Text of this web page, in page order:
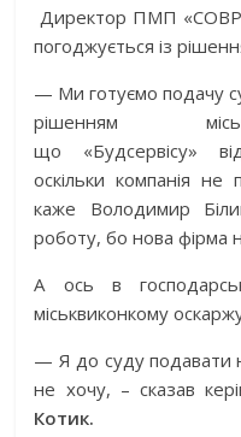
Директор ПМП
погоджується із
— Ми готуємо подачу
рішенням
що «Будсервісу»
оскільки компанія
каже Володимир
роботу, бо нова фірма
А ось в
міськвиконкому
— Я до суду подавати
не хочу, – сказав
Котик.